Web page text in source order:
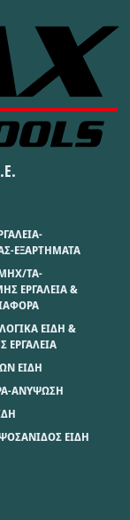
ΕΞΑΡΤΗΜΑΤΑ
ΤΑ-
ΕΡΓΑΛΕΙΑ &
ΕΙΔΗ &
ΕΡΓΑΛΕΙΑ
ΕΙΔΗ
ΑΝΥΨΩΣΗ
ΕΙΔΗ